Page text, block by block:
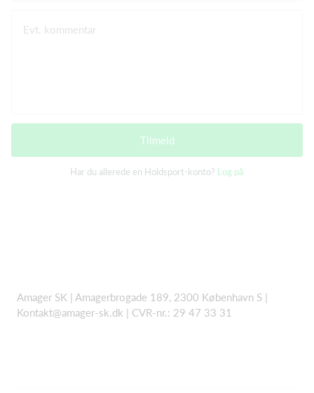
Evt. kommentar
Tilmeld
Har du allerede en Holdsport-konto? Log på
Amager SK | Amagerbrogade 189, 2300 København S |
Kontakt@amager-sk.dk | CVR-nr.: 29 47 33 31